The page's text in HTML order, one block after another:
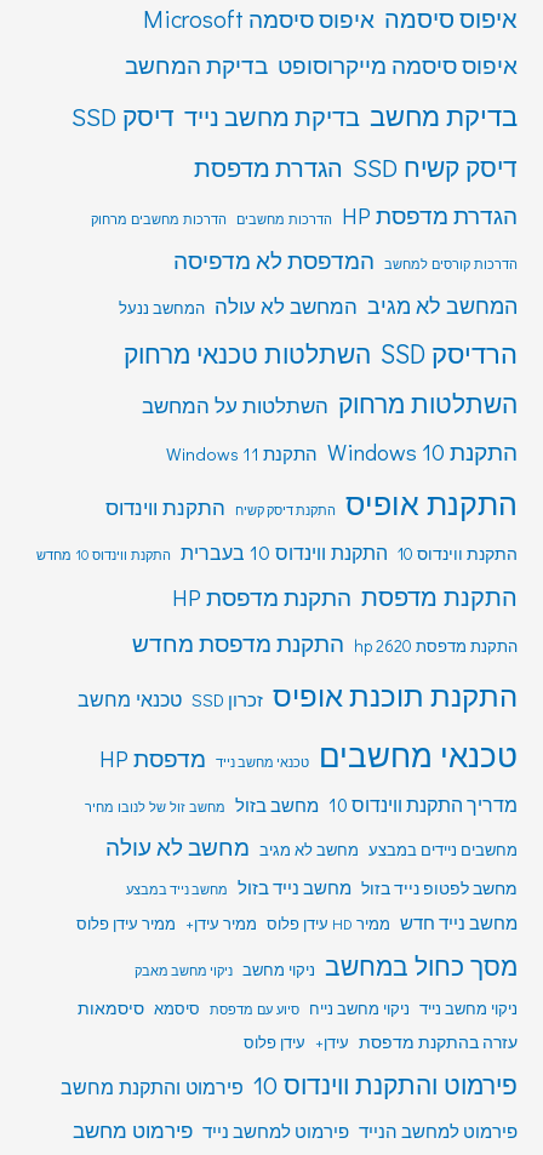
איפוס סיסמה איפוס סיסמה Microsoft
איפוס סיסמה מייקרוסופט בדיקת המחשב
בדיקת מחשב בדיקת מחשב נייד דיסק SSD
דיסק קשיח SSD
הגדרת מדפסת
הגדרת מדפסת HP הדרכות מחשבים הדרכות מחשבים מרחוק
הדרכות קורסים למחשב המדפסת לא מדפיסה
המחשב לא מגיב המחשב לא עולה המחשב ננעל
הרדיסק SSD
השתלטות טכנאי מרחוק
השתלטות מרחוק השתלטות על המחשב
התקנת Windows 10 התקנת Windows 11
התקנת אופיס התקנת דיסק קשיח התקנת ווינדוס
התקנת ווינדוס 10 התקנת ווינדוס 10 בעברית התקנת ווינדוס 10 מחדש
התקנת מדפסת התקנת מדפסת HP
התקנת מדפסת hp 2620 התקנת מדפסת מחדש
התקנת תוכנת אופיס זכרון SSD טכנאי מחשב
טכנאי מחשבים טכנאי מחשב נייד מדפסת HP
מדריך התקנת ווינדוס 10 מחשב בזול מחשב זול של לנובו מחיר
מחשבים ניידים במבצע מחשב לא מגיב מחשב לא עולה
מחשב לפטופ נייד בזול מחשב נייד בזול מחשב נייד במבצע
מחשב נייד חדש ממיר HD עידן פלוס ממיר עידן+ ממיר עידן פלוס
מסך כחול במחשב ניקוי מחשב ניקוי מחשב מאבק
ניקוי מחשב נייד ניקוי מחשב נייח סיוע עם מדפסת סיסמא סיסמאות
עזרה בהתקנת מדפסת עידן+ עידן פלוס
פירמוט והתקנת ווינדוס 10 פירמוט והתקנת מחשב
פירמוט למחשב הנייד פירמוט למחשב נייד פירמוט מחשב